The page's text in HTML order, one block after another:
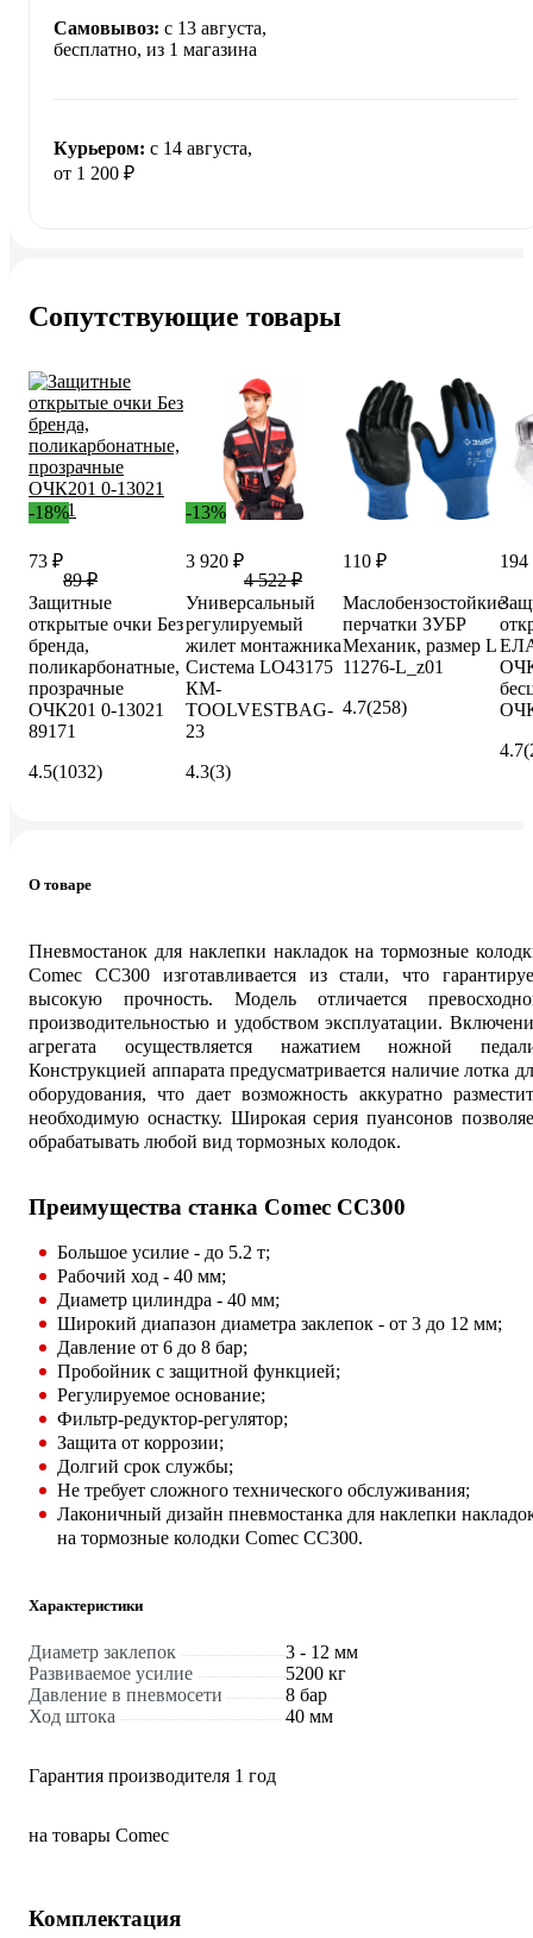
Самовывоз: c 13 августа,
бесплатно, из 1 магазина
Курьером: c 14 августа,
от 1 200 ₽
Сопутствующие товары
-18%
73 ₽
89 ₽
Защитные
открытые очки Без
бренда,
поликарбонатные,
прозрачные
ОЧК201 0-13021
89171
4.5(1032)
-13%
3 920 ₽
4 522 ₽
Универсальный
регулируемый
жилет монтажника
Система LO43175
КМ-
TOOLVESTBAG-
23
4.3(3)
110 ₽
Маслобензостойкие
перчатки ЗУБР
Механик, размер L
11276-L_z01
4.7(258)
194
4.7
О товаре
Пневмостанок для наклепки накладок на тормозные
Comec CC300 изготавливается из стали, что
высокую прочность. Модель отличается
производительностью и удобством эксплуатации.
агрегата осуществляется нажатием ножной
Конструкцией аппарата предусматривается наличие лотка
оборудования, что дает возможность аккуратно
необходимую оснастку. Широкая серия пуансонов
обрабатывать любой вид тормозных колодок.
Преимущества станка Comec CC300
Большое усилие - до 5.2 т;
Рабочий ход - 40 мм;
Диаметр цилиндра - 40 мм;
Широкий диапазон диаметра заклепок - от 3 до 12 мм;
Давление от 6 до 8 бар;
Пробойник с защитной функцией;
Регулируемое основание;
Фильтр-редуктор-регулятор;
Защита от коррозии;
Долгий срок службы;
Не требует сложного технического обслуживания;
Лаконичный дизайн пневмостанка для наклепки
на тормозные колодки Comec CC300.
Характеристики
Диаметр заклепок
3 - 12 мм
Развиваемое усилие
5200 кг
Давление в пневмосети
8 бар
Ход штока
40 мм
Гарантия производителя 1 год
на товары Comec
Комплектация